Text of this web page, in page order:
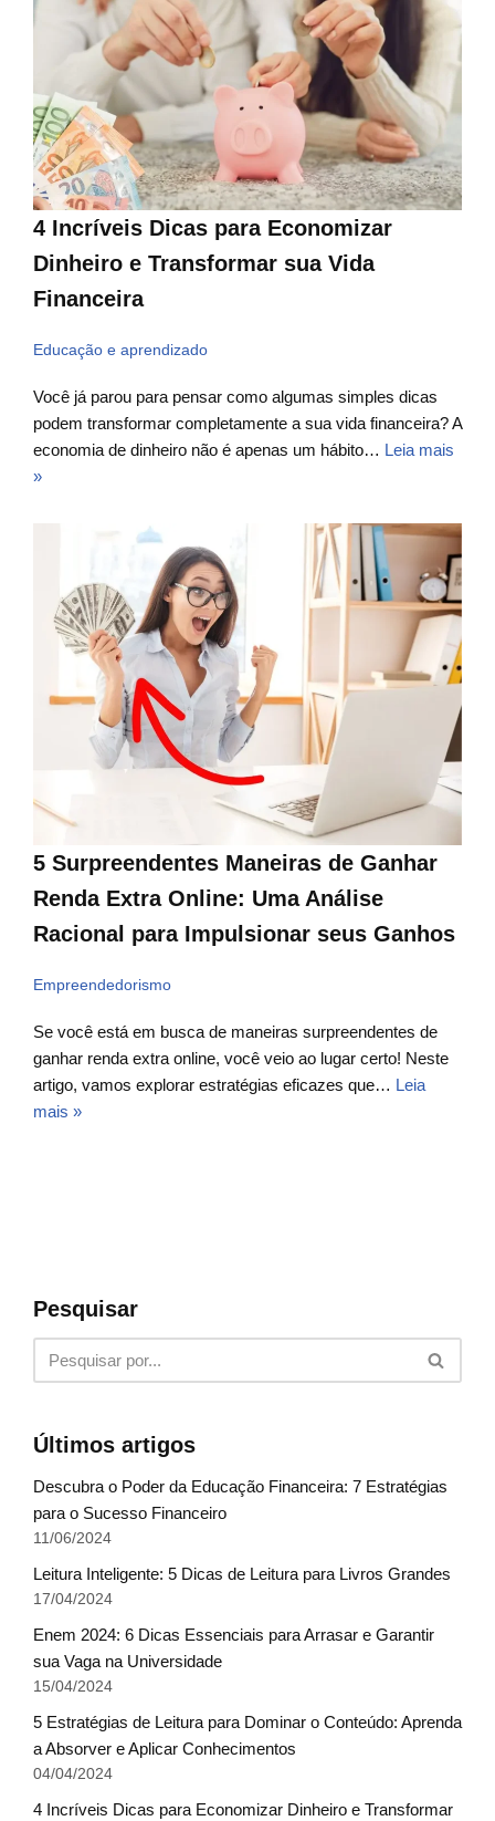
4 Incríveis Dicas para Economizar
Dinheiro e Transformar sua Vida
Financeira
Educação e aprendizado
Você já parou para pensar como algumas simples dicas
podem transformar completamente a sua vida financeira? A
economia de dinheiro não é apenas um hábito… Leia mais
»
5 Surpreendentes Maneiras de Ganhar
Renda Extra Online: Uma Análise
Racional para Impulsionar seus Ganhos
Empreendedorismo
Se você está em busca de maneiras surpreendentes de
ganhar renda extra online, você veio ao lugar certo! Neste
artigo, vamos explorar estratégias eficazes que… Leia
mais »
Pesquisar
Últimos artigos
Descubra o Poder da Educação Financeira: 7 Estratégias
para o Sucesso Financeiro
11/06/2024
Leitura Inteligente: 5 Dicas de Leitura para Livros Grandes
17/04/2024
Enem 2024: 6 Dicas Essenciais para Arrasar e Garantir
sua Vaga na Universidade
15/04/2024
5 Estratégias de Leitura para Dominar o Conteúdo: Aprenda
a Absorver e Aplicar Conhecimentos
04/04/2024
4 Incríveis Dicas para Economizar Dinheiro e Transformar